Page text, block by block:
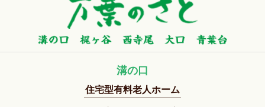
溝の口
住宅型有料老人ホーム